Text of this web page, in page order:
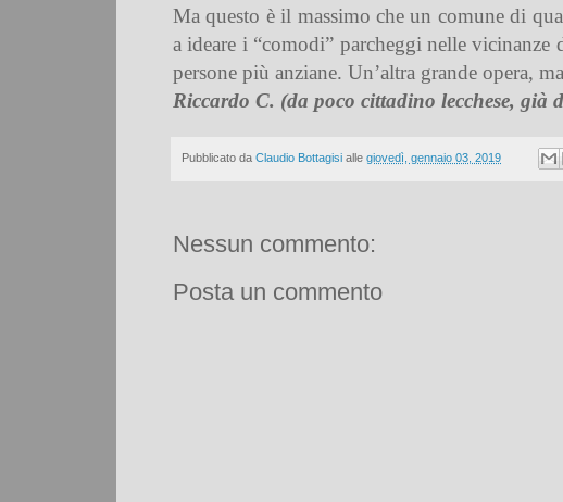
Ma questo è il massimo che un comune di
a ideare i “comodi” parcheggi nelle vicinanze
persone più anziane. Un’altra grande opera,
Riccardo C. (da poco cittadino lecchese, già
Pubblicato da Claudio Bottagisi alle giovedì, gennaio 03, 2019
Nessun commento:
Posta un commento